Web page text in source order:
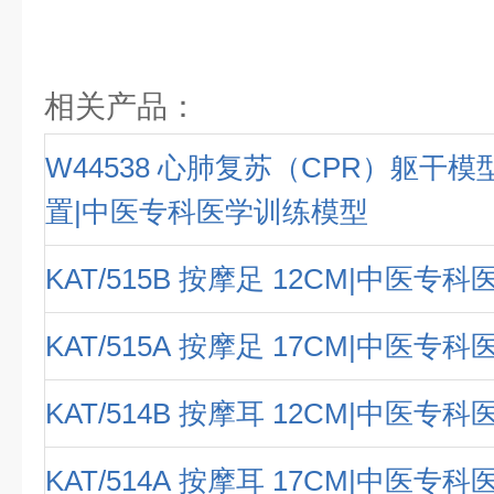
相关产品：
W44538 心肺复苏（CPR）躯干模
置|中医专科医学训练模型
KAT/515B 按摩足 12CM|中医专科
KAT/515A 按摩足 17CM|中医专科
KAT/514B 按摩耳 12CM|中医专科
KAT/514A 按摩耳 17CM|中医专科